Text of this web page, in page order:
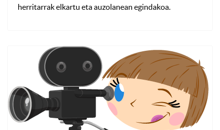
herritarrak elkartu eta auzolanean egindakoa.